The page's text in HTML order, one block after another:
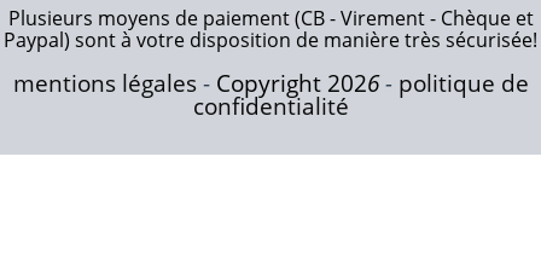
Plusieurs moyens de paiement (CB - Virement - Chèque et
Paypal) sont à votre disposition de manière très sécurisée!
mentions légales- Copyright 2026- politique de
confidentialité